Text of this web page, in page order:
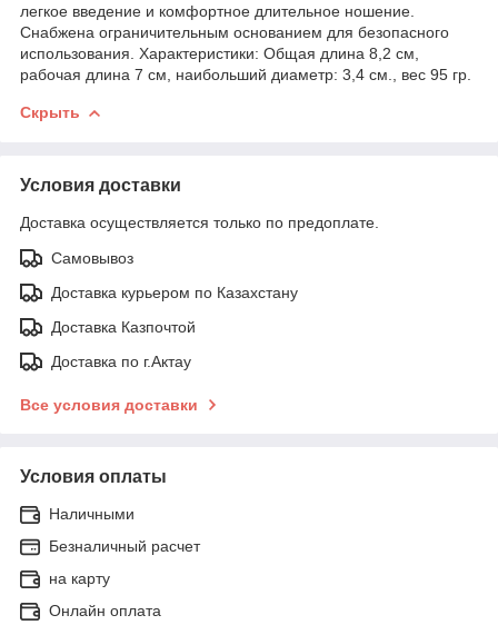
легкое введение и комфортное длительное ношение.
Снабжена ограничительным основанием для безопасного
использования. Характеристики: Общая длина 8,2 см,
рабочая длина 7 см, наибольший диаметр: 3,4 см., вес 95 гр.
Скрыть
Условия доставки
Доставка осуществляется только по предоплате.
Самовывоз
Доставка курьером по Казахстану
Доставка Казпочтой
Доставка по г.Актау
Все условия доставки
Условия оплаты
Наличными
Безналичный расчет
на карту
Онлайн оплата